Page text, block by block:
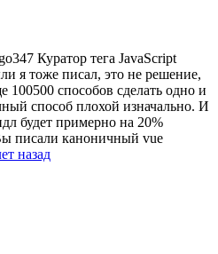
Куратор тега JavaScript
я тоже писал, это не решение,
100500 способов сделать одно и
способ плохой изначально. И
будет примерно на 20%
писали каноничный vue
назад